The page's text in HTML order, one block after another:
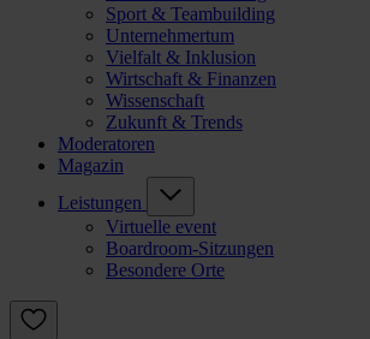
Sport & Teambuilding
Unternehmertum
Vielfalt & Inklusion
Wirtschaft & Finanzen
Wissenschaft
Zukunft & Trends
Moderatoren
Magazin
Leistungen
Virtuelle event
Boardroom-Sitzungen
Besondere Orte